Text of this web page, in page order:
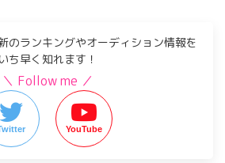
のランキングやオーディション情報を
いち早く知れます！
＼ Follow me ／
YouTube